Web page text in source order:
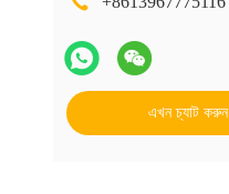
এখন চ্যাট করুন